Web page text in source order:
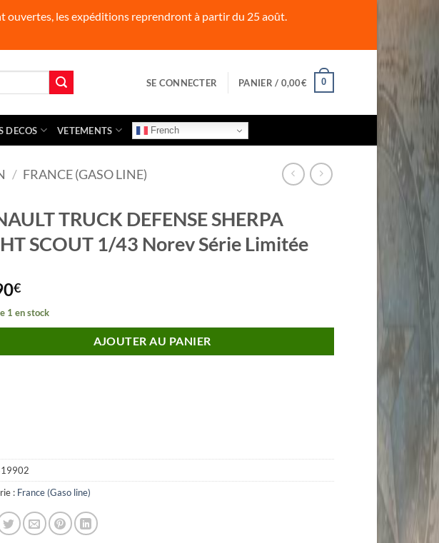
ouvertes, les expéditions reprendront à partir du 25 août.
SE CONNECTER PANIER / 0,00€ 0
DECOS VETEMENTS French
/ FRANCE (GASO LINE)
TRUCK DEFENSE SHERPA
SCOUT 1/43 Norev Série Limitée
€
1 en stock
AJOUTER AU PANIER
: France (Gaso line)